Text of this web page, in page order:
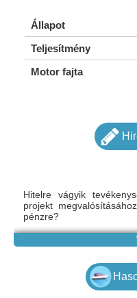
Állapot
Teljesítmény
Motor fajta
Hitelre vágyik
projekt
pénzre?
Ha aggodalomra ad
lépjen
és a finanszírozás